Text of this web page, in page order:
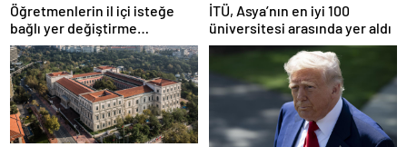
Öğretmenlerin il içi isteğe
bağlı yer değiştirme
başvuruları ne zaman?
İTÜ, Asya’nın en iyi 100
üniversitesi arasında yer aldı